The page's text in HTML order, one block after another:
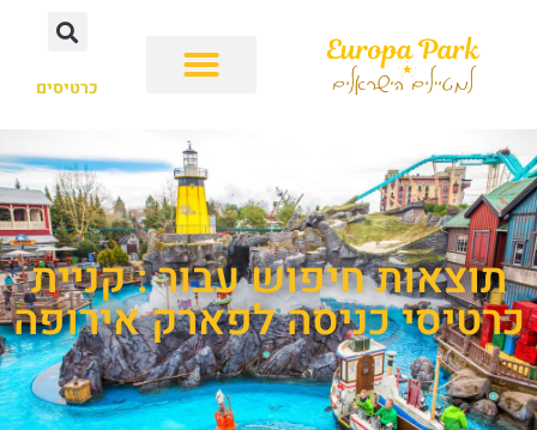
כרטיסים
תוצאות חיפוש עבור : קניית
כרטיסי כניסה לפארק אירופה